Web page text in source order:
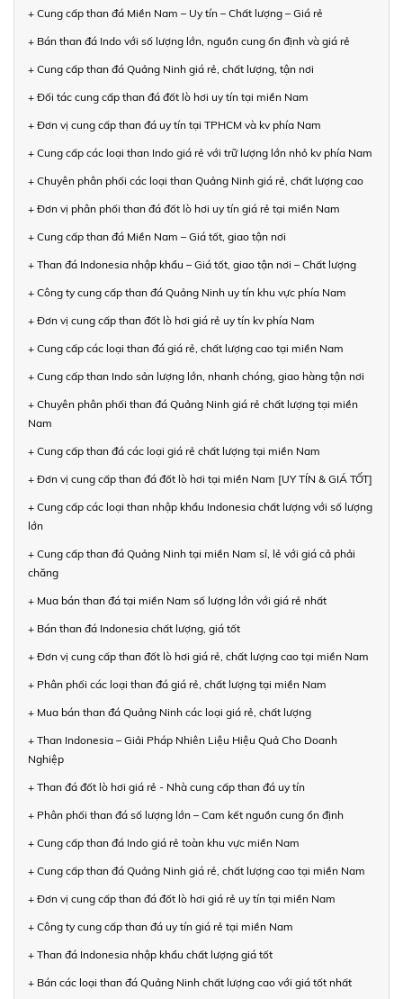
+ Cung cấp than đá Miền Nam – Uy tín – Chất lượng – Giá rẻ
+ Bán than đá Indo với số lượng lớn, nguồn cung ổn định và giá rẻ
+ Cung cấp than đá Quảng Ninh giá rẻ, chất lượng, tận nơi
+ Đối tác cung cấp than đá đốt lò hơi uy tín tại miền Nam
+ Đơn vị cung cấp than đá uy tín tại TPHCM và kv phía Nam
+ Cung cấp các loại than Indo giá rẻ với trữ lượng lớn nhỏ kv phía Nam
+ Chuyên phân phối các loại than Quảng Ninh giá rẻ, chất lượng cao
+ Đơn vị phân phối than đá đốt lò hơi uy tín giá rẻ tại miền Nam
+ Cung cấp than đá Miền Nam – Giá tốt, giao tận nơi
+ Than đá Indonesia nhập khẩu – Giá tốt, giao tận nơi – Chất lượng
+ Công ty cung cấp than đá Quảng Ninh uy tín khu vực phía Nam
+ Đơn vị cung cấp than đốt lò hơi giá rẻ uy tín kv phía Nam
+ Cung cấp các loại than đá giá rẻ, chất lượng cao tại miền Nam
+ Cung cấp than Indo sản lượng lớn, nhanh chóng, giao hàng tận nơi
+ Chuyên phân phối than đá Quảng Ninh giá rẻ chất lượng tại miền
Nam
+ Cung cấp than đá các loại giá rẻ chất lượng tại miền Nam
+ Đơn vị cung cấp than đá đốt lò hơi tại miền Nam [UY TÍN & GIÁ TỐT]
+ Cung cấp các loại than nhập khẩu Indonesia chất lượng với số lượng
lớn
+ Cung cấp than đá Quảng Ninh tại miền Nam sỉ, lẻ với giá cả phải
chăng
+ Mua bán than đá tại miền Nam số lượng lớn với giá rẻ nhất
+ Bán than đá Indonesia chất lượng, giá tốt
+ Đơn vị cung cấp than đốt lò hơi giá rẻ, chất lượng cao tại miền Nam
+ Phân phối các loại than đá giá rẻ, chất lượng tại miền Nam
+ Mua bán than đá Quảng Ninh các loại giá rẻ, chất lượng
+ Than Indonesia – Giải Pháp Nhiên Liệu Hiệu Quả Cho Doanh
Nghiệp
+ Than đá đốt lò hơi giá rẻ - Nhà cung cấp than đá uy tín
+ Phân phối than đá số lượng lớn – Cam kết nguồn cung ổn định
+ Cung cấp than đá Indo giá rẻ toàn khu vực miền Nam
+ Cung cấp than đá Quảng Ninh giá rẻ, chất lượng cao tại miền Nam
+ Đơn vị cung cấp than đá đốt lò hơi giá rẻ uy tín tại miền Nam
+ Công ty cung cấp than đá uy tín giá rẻ tại miền Nam
+ Than đá Indonesia nhập khẩu chất lượng giá tốt
+ Bán các loại than đá Quảng Ninh chất lượng cao với giá tốt nhất